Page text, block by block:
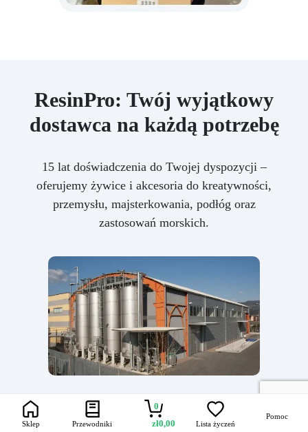
ResinPro: Twój wyjątkowy
dostawca na każdą potrzebę
15 lat doświadczenia do Twojej dyspozycji –
oferujemy żywice i akcesoria do kreatywności,
przemysłu, majsterkowania, podłóg oraz
zastosowań morskich.
Sklep Przewodniki
0
zł0,00 Lista życzeń
Pomoc